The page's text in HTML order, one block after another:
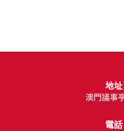
地址
澳門議事
電話